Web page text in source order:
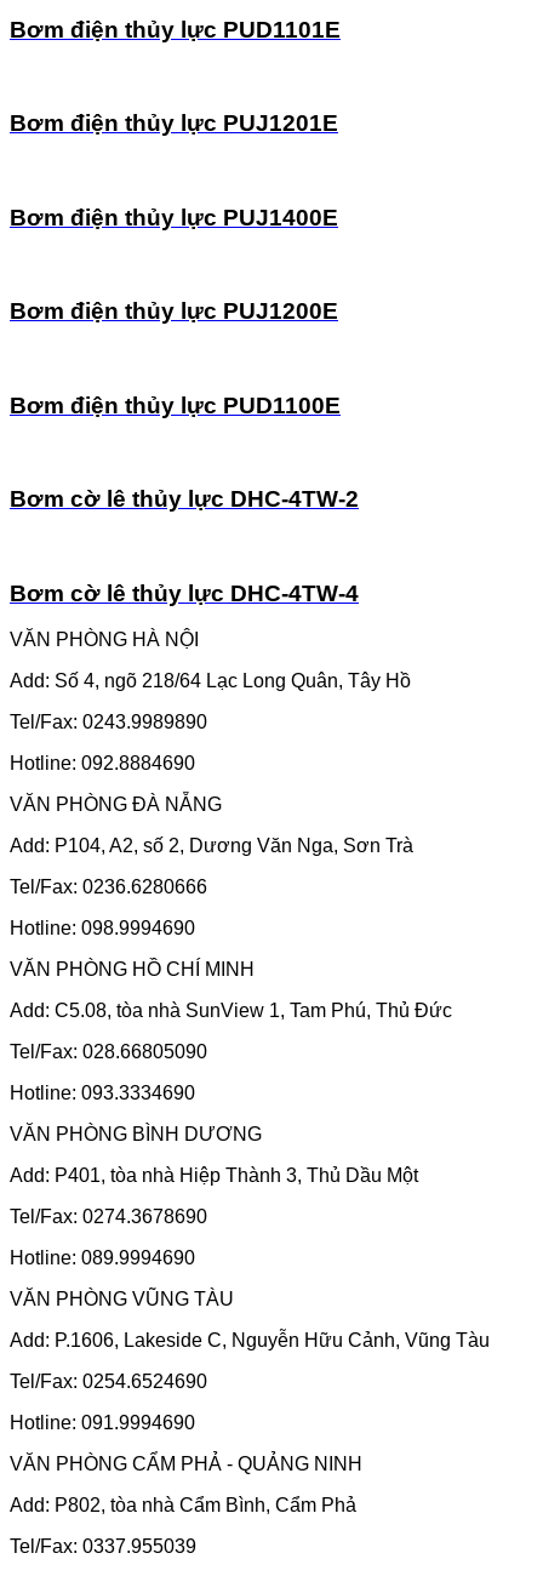
Bơm điện thủy lực PUD1101E
Bơm điện thủy lực PUJ1201E
Bơm điện thủy lực PUJ1400E
Bơm điện thủy lực PUJ1200E
Bơm điện thủy lực PUD1100E
Bơm cờ lê thủy lực DHC-4TW-2
Bơm cờ lê thủy lực DHC-4TW-4
VĂN PHÒNG HÀ NỘI
Add: Số 4, ngõ 218/64 Lạc Long Quân, Tây Hồ
Tel/Fax: 0243.9989890
Hotline: 092.8884690
VĂN PHÒNG ĐÀ NẴNG
Add: P104, A2, số 2, Dương Văn Nga, Sơn Trà
Tel/Fax: 0236.6280666
Hotline: 098.9994690
VĂN PHÒNG HỒ CHÍ MINH
Add: C5.08, tòa nhà SunView 1, Tam Phú, Thủ Đức
Tel/Fax: 028.66805090
Hotline: 093.3334690
VĂN PHÒNG BÌNH DƯƠNG
Add: P401, tòa nhà Hiệp Thành 3, Thủ Dầu Một
Tel/Fax: 0274.3678690
Hotline: 089.9994690
VĂN PHÒNG VŨNG TÀU
Add: P.1606, Lakeside C, Nguyễn Hữu Cảnh, Vũng Tàu
Tel/Fax: 0254.6524690
Hotline: 091.9994690
VĂN PHÒNG CẨM PHẢ - QUẢNG NINH
Add: P802, tòa nhà Cẩm Bình, Cẩm Phả
Tel/Fax: 0337.955039